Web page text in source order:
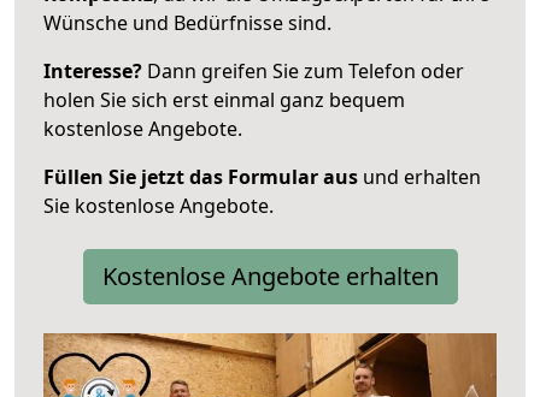
Wünsche und Bedürfnisse sind.
Interesse? Dann greifen Sie zum Telefon oder
holen Sie sich erst einmal ganz bequem
kostenlose Angebote.
Füllen Sie jetzt das Formular aus und erhalten
Sie kostenlose Angebote.
Kostenlose Angebote erhalten